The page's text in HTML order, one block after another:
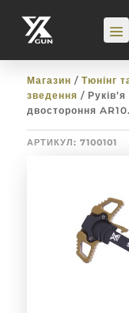
Магазин / Тюнінг
зведення /
двостороння
АРТИКУЛ: 7100101